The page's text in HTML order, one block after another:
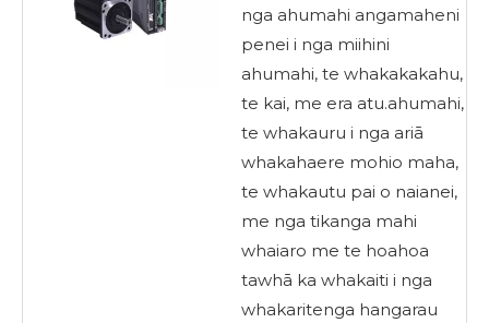
nga ahumahi angamaheni
penei i nga miihini
ahumahi, te whakakakahu,
te kai, me era atu.ahumahi,
te whakauru i nga ariā
whakahaere mohio maha,
te whakautu pai o naianei,
me nga tikanga mahi
whaiaro me te hoahoa
tawhā ka whakaiti i nga
whakaritenga hangarau